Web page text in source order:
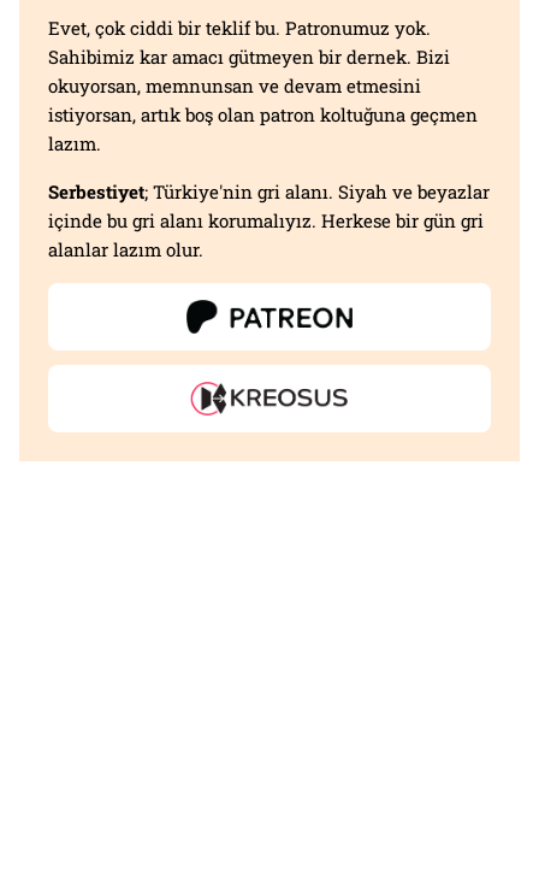
Evet, çok ciddi bir teklif bu. Patronumuz yok.
Sahibimiz kar amacı gütmeyen bir dernek. Bizi
okuyorsan, memnunsan ve devam etmesini
istiyorsan, artık boş olan patron koltuğuna geçmen
lazım.
Serbestiyet; Türkiye'nin gri alanı. Siyah ve beyazlar
içinde bu gri alanı korumalıyız. Herkese bir gün gri
alanlar lazım olur.